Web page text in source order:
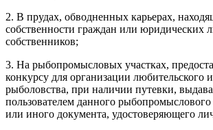
2. В прудах, обводненных карьерах,
собственности граждан или юридических
собственников;
3. На рыбопромысловых участках,
конкурсу для организации любительского
рыболовства, при наличии путевки,
пользователем данного рыбопромыслового
или иного документа, удостоверяющего